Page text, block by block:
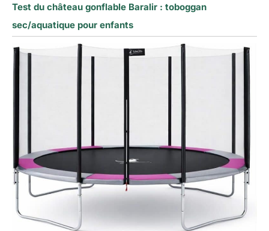
Test du château gonflable Baralir : toboggan
sec/aquatique pour enfants